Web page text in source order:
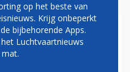
op het beste van
Krijg onbeperkt
bijbehorende Apps.
Luchtvaartnieuws